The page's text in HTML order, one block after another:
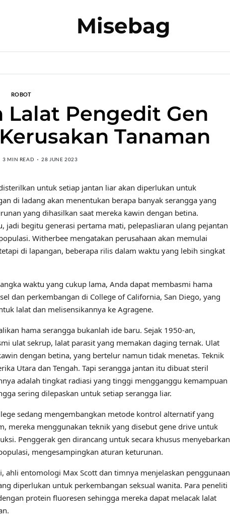
Misebag
ROBOT
Pengedit Gen
Tanaman
3 MIN READ 28 JUNE 2023
untuk setiap jantan liar akan diperlukan untuk
di ladang akan menentukan berapa banyak serangga yang
yang dihasilkan saat mereka kawin dengan betina.
begitu generasi pertama mati, pelepasliaran ulang pejantan
Witherbee mengatakan perusahaan akan memulai
di lapangan, beberapa rilis dalam waktu yang lebih singkat
waktu yang cukup lama, Anda dapat membasmi hama
dan perkembangan di College of California, San Diego, yang
lalat dan melisensikannya ke Agragene.
hama serangga bukanlah ide baru. Sejak 1950-an,
ulat sekrup, lalat parasit yang memakan daging ternak. Ulat
dengan betina, yang bertelur namun tidak menetas. Teknik
Utara dan Tengah. Tapi serangga jantan itu dibuat steril
adalah tingkat radiasi yang tinggi mengganggu kemampuan
sering dilepaskan untuk setiap serangga liar.
sedang mengembangkan metode kontrol alternatif yang
mereka menggunakan teknik yang disebut gene drive untuk
Penggerak gen dirancang untuk secara khusus menyebarkan
mengesampingkan aturan keturunan.
ahli entomologi Max Scott dan timnya menjelaskan penggunaan
diperlukan untuk perkembangan seksual wanita. Para peneliti
protein fluoresen sehingga mereka dapat melacak lalat